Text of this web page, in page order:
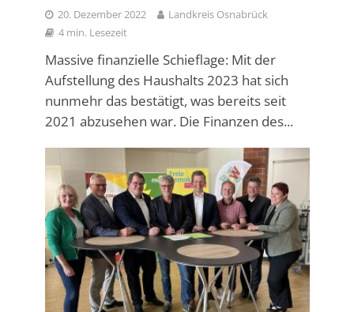
20. Dezember 2022
Landkreis Osnabrück
4 min. Lesezeit
Massive finanzielle Schieflage: Mit der
Aufstellung des Haushalts 2023 hat sich
nunmehr das bestätigt, was bereits seit
2021 abzusehen war. Die Finanzen des...